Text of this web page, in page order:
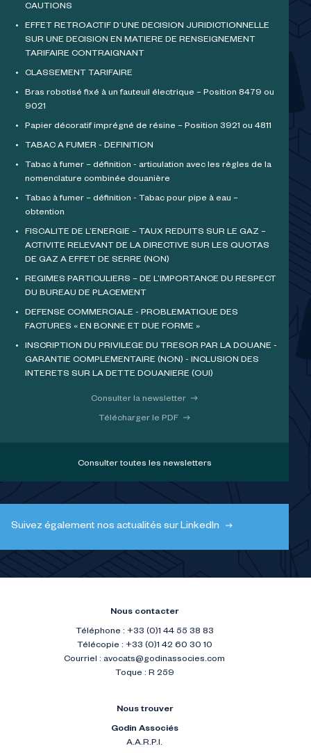
CAUTIONS
EFFET RETROACTIF D’UNE DECISION JURIDICTIONNELLE
SUR UNE DECISION EN MATIERE DE RENSEIGNEMENT
TARIFAIRE CONTRAIGNANT
CLASSEMENT TARIFAIRE
Bras robotisé fixé à un fauteuil électrique – Position 8479 ou
9021
Papier décoratif imprégné de résine – Position 3921 ou 4811
TABAC A FUMER - DEFINITION
Tabac à fumer – définition - articulation avec les règles de la
nomenclature combinée douanière
Tabac à fumer – définition - Tabac pour pipe à eau –
obtention
FISCALITE DE L’ENERGIE – TAUX REDUITS SUR LE GAZ –
ACTIVITE RELEVANT DE LA DIRECTIVE SUR LES QUOTAS
DE GAZ A EFFET DE SERRE (NON)
REGIMES PARTICULIERS – DE L’IMPORTANCE DU RESPECT
DU BUREAU DE PLACEMENT
DEFENSE COMMERCIALE - PROBLEMATIQUE DES
FACTURES « EN BONNE ET DUE FORME »
INSCRIPTION DU PRIVILEGE DU TRESOR PAR LA DOUANE -
GARANTIE COMPLEMENTAIRE (NON) - INCLUSION DES
INTERETS SUR LA DETTE DOUANIERE (OUI)
Consulter la newsletter
Télécharger le PDF
Consulter toutes les newsletters
Suivez également nos actualités sur LinkedIn
Nous contacter
Téléphone : +33 (0)1 44 55 38 83
Télécopie : +33 (0)1 42 60 30 10
Courriel : avocats@godinassocies.com
Toque : R 259
Nous trouver
Godin Associés
A.A.R.P.I.